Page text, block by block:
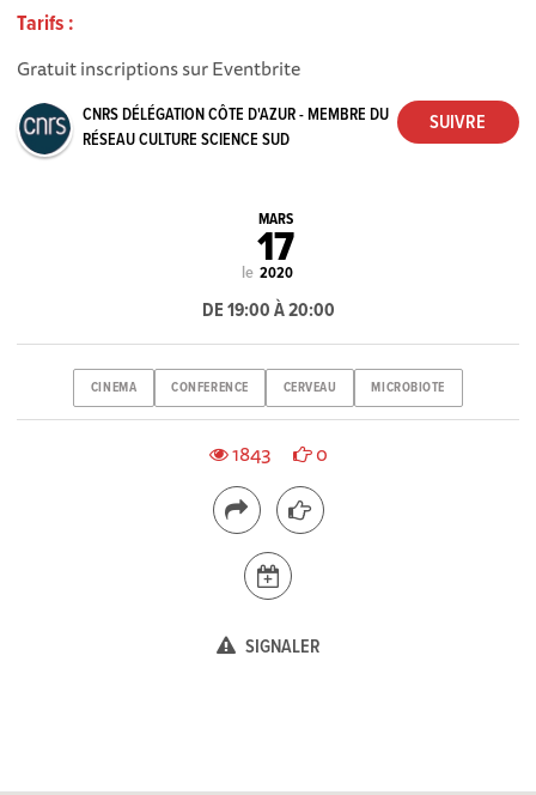
Tarifs :
Gratuit inscriptions sur Eventbrite
CNRS DÉLÉGATION CÔTE D'AZUR - MEMBRE DU
RÉSEAU CULTURE SCIENCE SUD
le
MARS
17
2020
DE 19:00 À 20:00
CINEMA CONFERENCE CERVEAU MICROBIOTE
1843 0
SIGNALER